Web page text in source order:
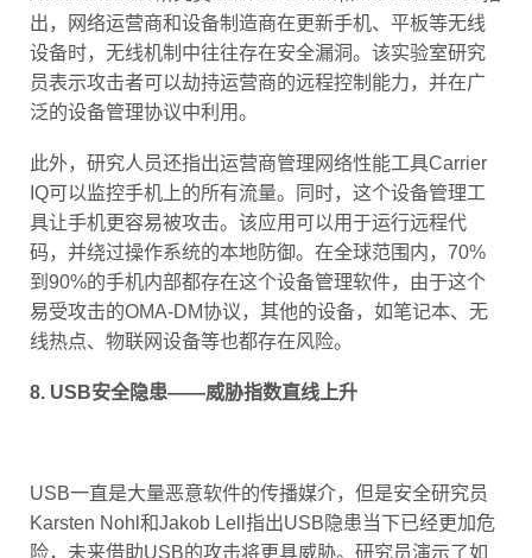
出，网络运营商和设备制造商在更新手机、平板等无线
设备时，无线机制中往往存在安全漏洞。该实验室研究
员表示攻击者可以劫持运营商的远程控制能力，并在广
泛的设备管理协议中利用。
此外，研究人员还指出运营商管理网络性能工具Carrier
IQ可以监控手机上的所有流量。同时，这个设备管理工
具让手机更容易被攻击。该应用可以用于运行远程代
码，并绕过操作系统的本地防御。在全球范围内，70%
到90%的手机内部都存在这个设备管理软件，由于这个
易受攻击的OMA-DM协议，其他的设备，如笔记本、无
线热点、物联网设备等也都存在风险。
8. USB安全隐患——威胁指数直线上升
USB一直是大量恶意软件的传播媒介，但是安全研究员
Karsten Nohl和Jakob Lell指出USB隐患当下已经更加危
险，未来借助USB的攻击将更具威胁。研究员演示了如